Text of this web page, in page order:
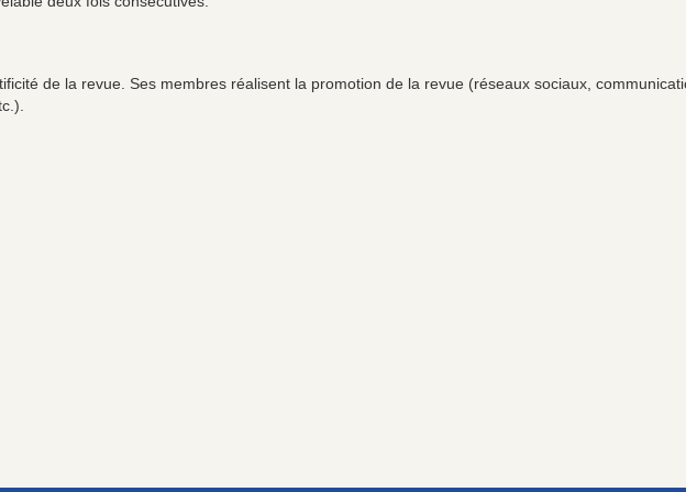
de la revue. Ses membres réalisent la promotion de la revue (réseaux sociaux,